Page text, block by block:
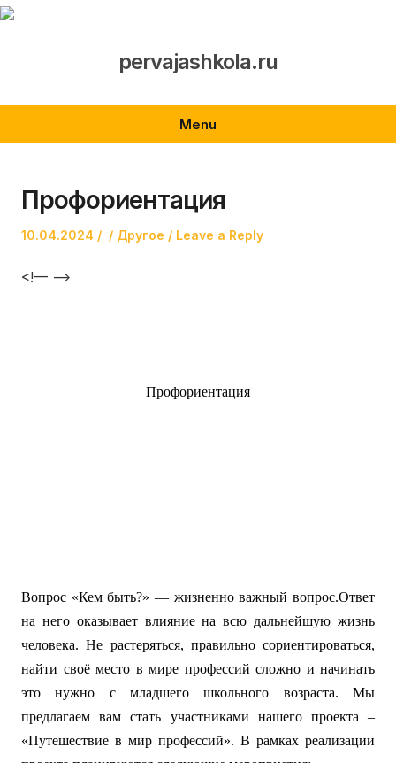
Skip
pervajashkola.ru
Menu
Профориентация
Posted
10.04.2024 Author
Posted
Другое Leave a Reply
<!— —>
Профориентация
Вопрос «Кем быть?» — жизненно важный вопрос.Ответ
на него оказывает влияние на всю дальнейшую жизнь
человека. Не растеряться, правильно сориентироваться,
найти своё место в мире профессий сложно и начинать
это нужно с младшего школьного возраста. Мы
предлагаем вам стать участниками нашего проекта –
«Путешествие в мир профессий». В рамках реализации